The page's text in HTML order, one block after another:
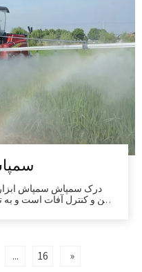
درک سمپاش سمپاش
چمن و کنترل آفات است و به
... 16 »